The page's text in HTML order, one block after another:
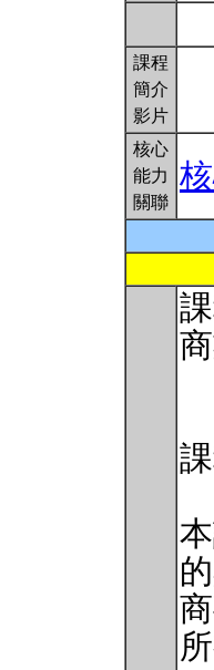
課程
簡介
影片
核心
能力
關聯